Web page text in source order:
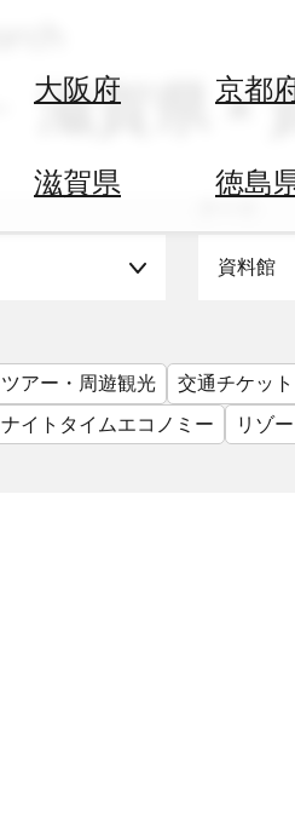
大阪府 京都
滋賀県 徳島
滋賀県 ×
資料館
ツアー・周遊観光 交通チケッ
ナイトタイムエコノミー リゾ